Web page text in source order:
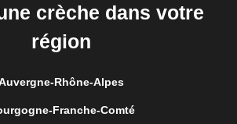
crèche dans votre
région
Rhône-Alpes
Franche-Comté